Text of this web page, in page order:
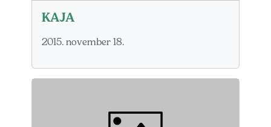
KAJA
2015. november 18.